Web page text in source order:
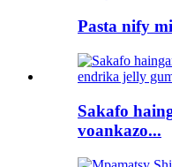
Pasta nify
Sakafo
voankazo...